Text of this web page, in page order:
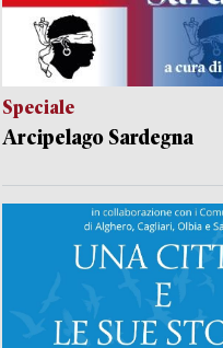
Speciale
Arcipelago Sardegna